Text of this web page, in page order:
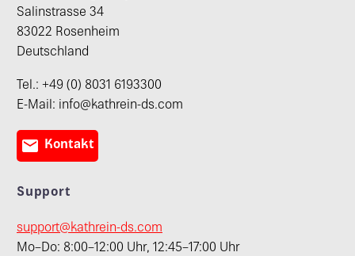
Salinstrasse 34
83022 Rosenheim
Deutschland
Tel.: +49 (0) 8031 6193300
E-Mail: info@kathrein-ds.com
 Kontakt
Support
support@kathrein-ds.com
Mo–Do: 8:00–12:00 Uhr, 12:45–17:00 Uhr